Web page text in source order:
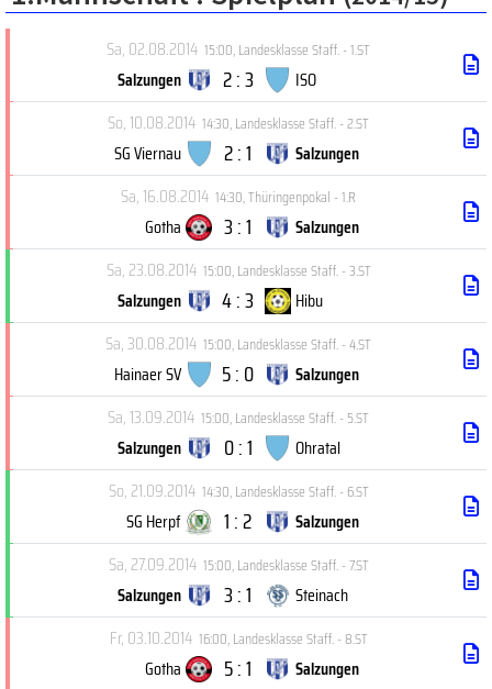
Sa, 02.08.2014 15:00,Landesklasse Staff. - 1.ST
Salzungen 2 : 3
ISO
So, 10.08.2014 14:30,Landesklasse Staff. - 2.ST
SG Viernau 2 : 1
Salzungen
Sa, 16.08.2014 14:30,Thüringenpokal - 1.R
Gotha 3 : 1
Salzungen
Sa, 23.08.2014 15:00,Landesklasse Staff. - 3.ST
Salzungen 4 : 3
Hibu
Sa, 30.08.2014 15:00,Landesklasse Staff. - 4.ST
Hainaer SV 5 : 0
Salzungen
Sa, 13.09.2014 15:00,Landesklasse Staff. - 5.ST
Salzungen 0 : 1
Ohratal
So, 21.09.2014 14:30,Landesklasse Staff. - 6.ST
SG Herpf 1 : 2
Salzungen
Sa, 27.09.2014 15:00,Landesklasse Staff. - 7.ST
Salzungen 3 : 1
Steinach
Fr, 03.10.2014 16:00,Landesklasse Staff. - 8.ST
Gotha 5 : 1
Salzungen